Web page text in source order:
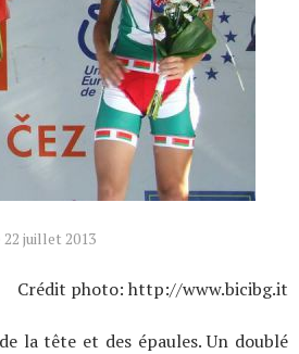
22 juillet 2013
Crédit photo: http://www.bicibg.it
la tête et des épaules. Un doublé